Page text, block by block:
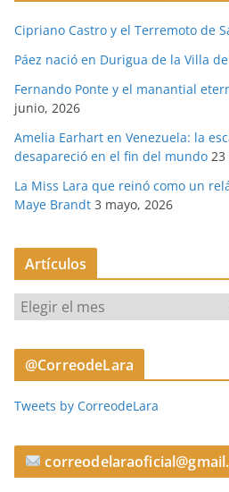
Cipriano Castro y el Terremoto de
Páez nació en Durigua de la Villa
Fernando Ponte y el manantial
junio, 2026
Amelia Earhart en Venezuela: la
desapareció en el fin del mundo
La Miss Lara que reinó como un
Maye Brandt 3 mayo, 2026
Artículos
r
t
u
s
@CorreodeLara
Tweets by CorreodeLara